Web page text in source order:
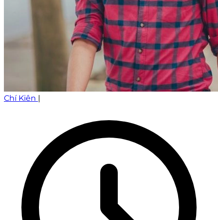
Chí Kiên |